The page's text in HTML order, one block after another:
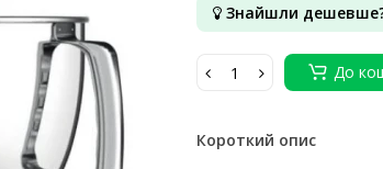
Знайшли
До
Короткий опис